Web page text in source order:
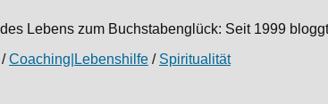
Lebens zum Buchstabenglück: Seit 1999
/Coaching|Lebenshilfe / Spiritualität